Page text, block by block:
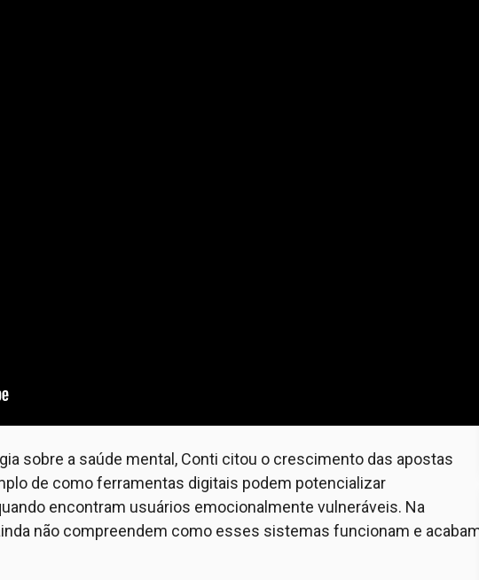
sobre a saúde mental, Conti citou o crescimento das apostas
de como ferramentas digitais podem potencializar
encontram usuários emocionalmente vulneráveis. Na
não compreendem como esses sistemas funcionam e